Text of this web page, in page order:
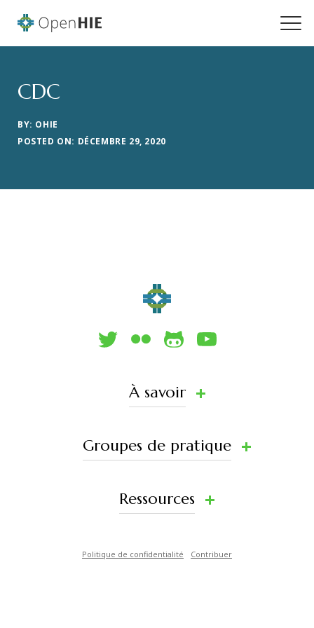
CDC
BY: OHIE
POSTED ON: DÉCEMBRE 29, 2020
À savoir
Groupes de pratique
Ressources
Politique de confidentialité Contribuer